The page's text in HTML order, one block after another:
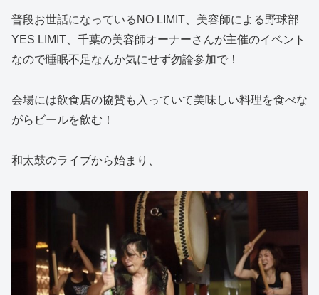
普段お世話になっているNO LIMIT、美容師による野球部
YES LIMIT、千葉の美容師オーナーさんが主催のイベント
なので睡眠不足なんか気にせず勿論参加で！
会場には飲食店の協賛も入っていて美味しい料理を食べな
がらビールを飲む！
和太鼓のライブから始まり、